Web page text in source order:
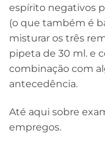
espírito negativos
(o que também é
misturar os três
pipeta de 30 ml. e
combinação com
antecedência.
Até aqui sobre
empregos.